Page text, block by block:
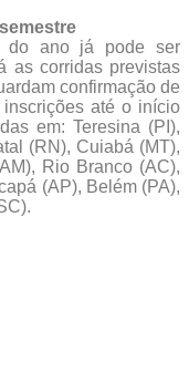
do ano já pode ser
as corridas previstas
confirmação de
até o início
em: Teresina (PI),
(RN), Cuiabá (MT),
Rio Branco (AC),
(AP), Belém (PA),